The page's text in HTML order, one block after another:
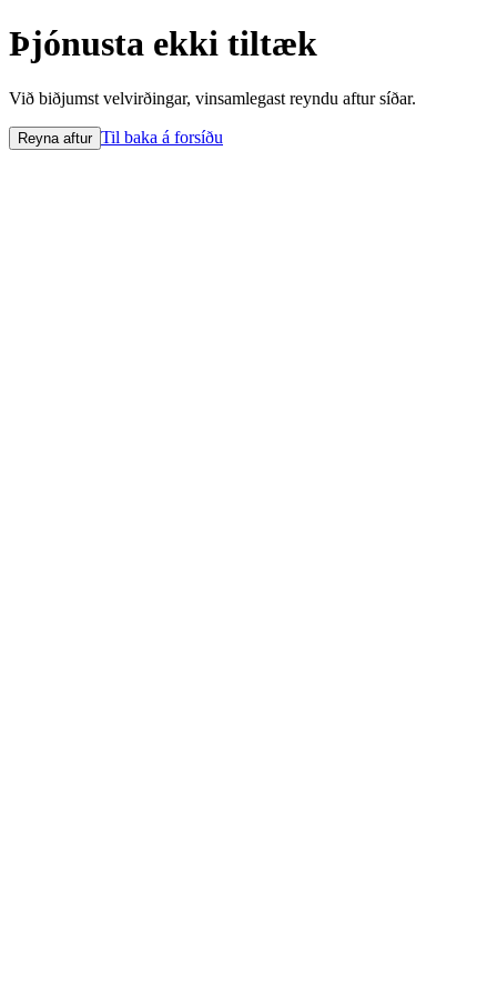
Þjónusta ekki tiltæk
Við biðjumst velvirðingar, vinsamlegast reyndu aftur síðar.
Reyna aftur Til baka á forsíðu